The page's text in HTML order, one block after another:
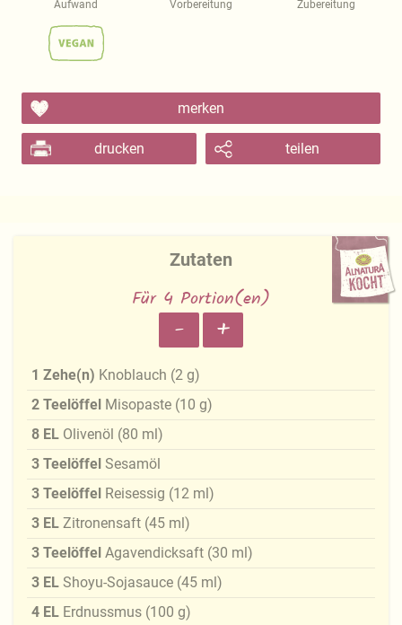
Aufwand Vorbereitung Zubereitung
merken
drucken teilen
Zutaten
Für 4 Portion(en)
- +
1 Zehe(n) Knoblauch (2 g)
2 Teelöffel Misopaste (10 g)
8 EL Olivenöl (80 ml)
3 Teelöffel Sesamöl
3 Teelöffel Reisessig (12 ml)
3 EL Zitronensaft (45 ml)
3 Teelöffel Agavendicksaft (30 ml)
3 EL Shoyu-Sojasauce (45 ml)
4 EL Erdnussmus (100 g)